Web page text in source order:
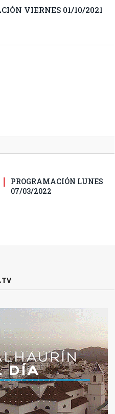
VIERNES 01/10/2021
PROGRAMACIÓN LUNES
07/03/2022